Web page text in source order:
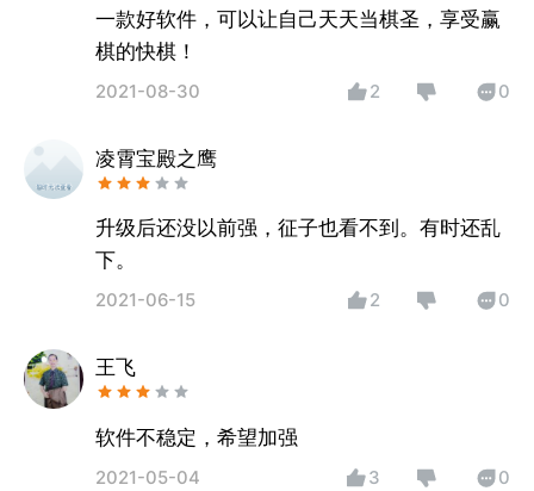
一款好软件，可以让自己天天当棋圣，享受赢
棋的快棋！
2021-08-30 2 0
凌霄宝殿之鹰
升级后还没以前强，征子也看不到。有时还乱
下。
2021-06-15 2 0
王飞
软件不稳定，希望加强
2021-05-04 3 0